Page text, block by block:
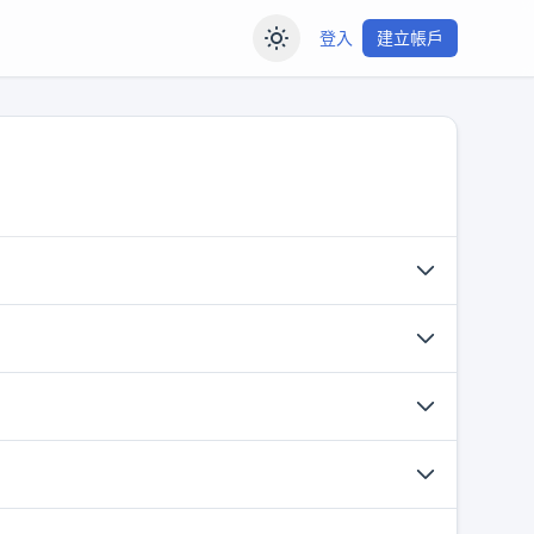
登入 建立帳戶
完成支付狀態校驗和保障服務安全。我們不會出
係復盤。它不構成醫療、法律、投資或其他專業
、報告標題和主要斷語會按對應語言顯示。